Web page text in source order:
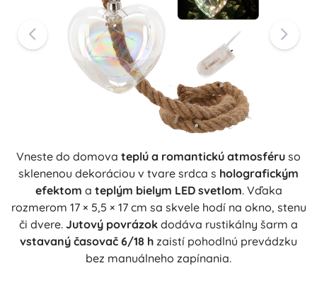
Vneste do domova teplú a romantickú atmosféru so
sklenenou dekoráciou v tvare srdca s holografickým
efektom a teplým bielym LED svetlom. Vďaka
rozmerom 17 × 5,5 × 17 cm sa skvele hodí na okno, stenu
či dvere. Jutový povrázok dodáva rustikálny šarm a
vstavaný časovač 6/18 h zaistí pohodlnú prevádzku
bez manuálneho zapínania.